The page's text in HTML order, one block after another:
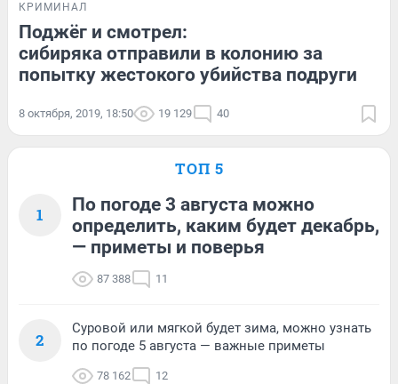
КРИМИНАЛ
Поджёг и смотрел:
сибиряка отправили в колонию за
попытку жестокого убийства подруги
8 октября, 2019, 18:50 19 129 40
ТОП 5
1
По погоде 3 августа можно
определить, каким будет декабрь,
— приметы и поверья
87 388 11
2
Суровой или мягкой будет зима, можно узнать
по погоде 5 августа — важные приметы
78 162 12